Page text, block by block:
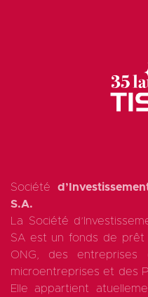
Société
S.A.
La Société
SA est un fonds de prêt
ONG, des entreprises
microentreprises et des
Elle appartient